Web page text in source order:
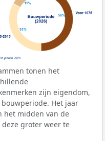
tonen het
zijn eigendom,
Het jaar
het midden van de
groter weer te